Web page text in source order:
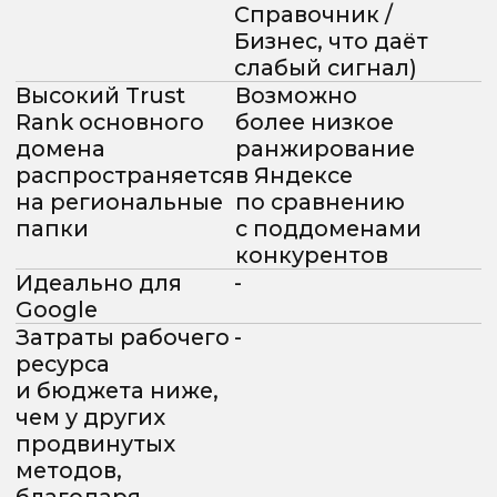
HTML-кода
листинга
Уникализация
меню и блоков
внутренней
перелинковки
с учётом
топонимов
Гео-сигналы (контактная
информация)
Фактор доверия (E-E-A-T)
Такая информация повышает доверие
к сайту с точки зрения поисковых систем.
Чётко указанные контакты
и подтверждённое физическое
присутствие помогают поисковикам
правильно оценить региональную
релевантность и показывать сайт
в локальной выдаче, а пользователям —
находить надёжные и реальные
компании.
Фактор
Локальные